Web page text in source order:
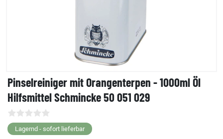
Pinselreiniger mit Orangenterpen - 1000ml Öl
Hilfsmittel Schmincke 50 051 029
Lagernd - sofort lieferbar